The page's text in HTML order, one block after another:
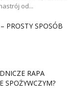
od...
PROSTY SPOSÓB
RAPA
SPOŻYWCZYM?